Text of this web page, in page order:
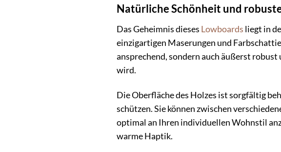
Natürliche Schönheit und
Das Geheimnis dieses Lowboards liegt in
einzigartigen Maserungen und
ansprechend, sondern auch äußerst
wird.
Die Oberfläche des Holzes ist sorgfältig
schützen. Sie können zwischen
optimal an Ihren individuellen Wohnstil
warme Haptik.